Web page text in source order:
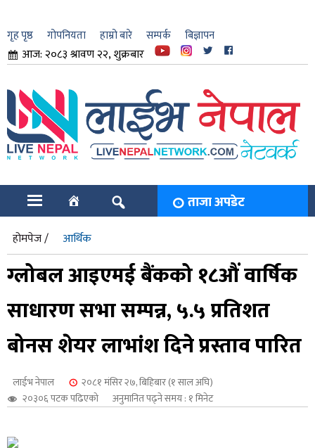
गृह पृष्ठ गोपनियता हाम्रो बारे सम्पर्क बिज्ञापन
आज: २०८३ श्रावण २२, शुक्रबार
ताजा अपडेट
होमपेज / आर्थिक
ग्लोबल आइएमई बैंकको १८औं वार्षिक
साधारण सभा सम्पन्न, ५.५ प्रतिशत
बोनस शेयर लाभांश दिने प्रस्ताव पारित
लाईभ नेपाल
२०८१ मंसिर २७, बिहिबार (१ साल अघि)
२०३०६ पटक पढिएको
अनुमानित पढ्ने समय : १ मिनेट